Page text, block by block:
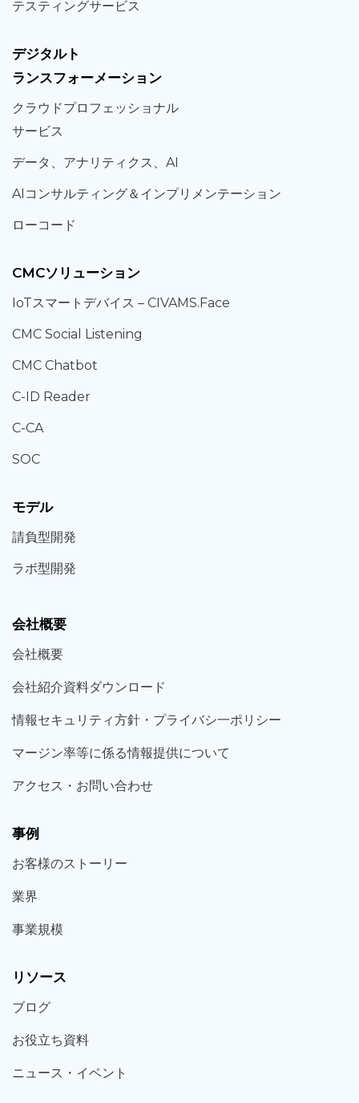
テスティングサービス
デジタルト
ランスフォーメーション
クラウドプロフェッショナル
サービス
データ、 アナリティクス、 AI
AIコンサルティング＆ インプリメンテーション
ローコード
CMCソリューション
IoTスマートデバイス – CIVAMS.Face
CMC Social Listening
CMC Chatbot
C-ID Reader
C-CA
SOC
モデル
請負型開発
ラボ型開発
会社概要
会社概要
会社紹介資料ダウンロード
情報セキュリティ方針・プライバシ一ポリシー
マージン率等に係る情報提供について
アクセス・お問い合わせ
事例
お客様のストーリー
業界
事業規模
リソース
ブログ
お役立ち資料
ニュース・ イベント